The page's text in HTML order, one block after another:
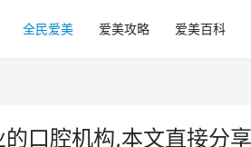
全民爱美 爱美攻略 爱美百科
口腔机构,本文直接分享